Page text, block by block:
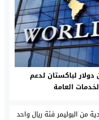
يخصص 700 مليون دولار لباكستان لدعم
العامة